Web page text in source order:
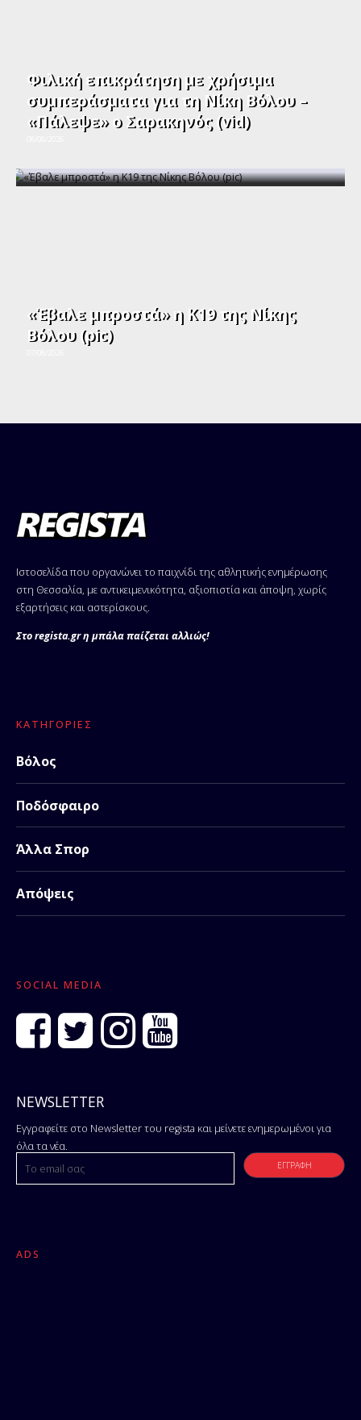
Φιλική επικράτηση με χρήσιμα
συμπεράσματα για τη Νίκη Βόλου –
«Πάλεψε» ο Σαρακηνός (vid)
«Έβαλε μπροστά» η Κ19 της Νίκης
Βόλου (pic)
Ιστοσελίδα που οργανώνει το παιχνίδι της αθλητικής ενημέρωσης
στη Θεσσαλία, με αντικειμενικότητα, αξιοπιστία και άποψη, χωρίς
εξαρτήσεις και αστερίσκους.
Στο regista.gr η μπάλα παίζεται αλλιώς!
ΚΑΤΗΓΟΡΊΕΣ
Βόλος
Ποδόσφαιρο
Άλλα Σπορ
Απόψεις
SOCIAL MEDIA
NEWSLETTER
Εγγραφείτε στο Newsletter του regista και μείνετε ενημερωμένοι για
όλα τα νέα.
ADS